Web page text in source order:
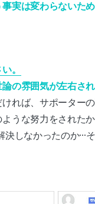
実は変わらないため
。
の雰囲気が左右さ
れば、サポーター
うな努力をされた
決しなかったのか…